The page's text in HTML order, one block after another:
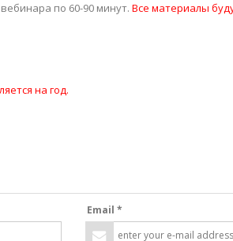
по 60-90 минут. Все материалы
на год.
Email *